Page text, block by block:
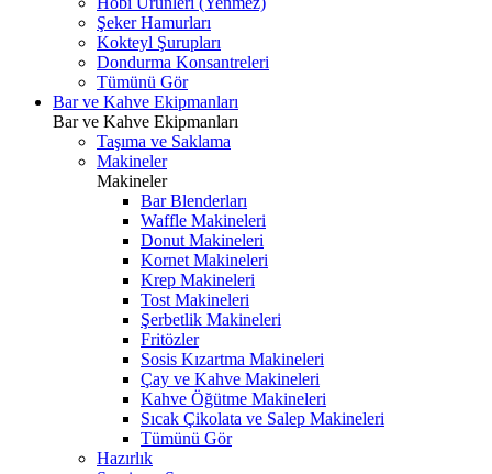
Şeker Hamurları
Kokteyl Şurupları
Dondurma Konsantreleri
Tümünü Gör
Bar ve Kahve Ekipmanları
Bar ve Kahve Ekipmanları
Taşıma ve Saklama
Makineler
Makineler
Bar Blenderları
Waffle Makineleri
Donut Makineleri
Kornet Makineleri
Krep Makineleri
Tost Makineleri
Şerbetlik Makineleri
Fritözler
Sosis Kızartma Makineleri
Çay ve Kahve Makineleri
Kahve Öğütme Makineleri
Sıcak Çikolata ve Salep Makineleri
Tümünü Gör
Hazırlık